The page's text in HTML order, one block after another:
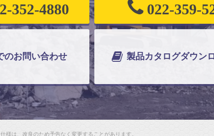
352-4880 022-359-
のお問い合わせ 製品カタログダウン
様は、改良のため予告なく変更することがあります。